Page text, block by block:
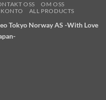
OSS
OM OSS
ALL PRODUCTS
Tokyo Norway AS -With Love